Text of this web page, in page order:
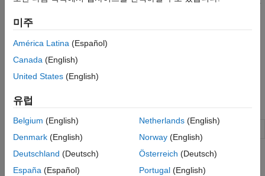
심리음향
시뮬레이션, 조정 및 시각화
MIDI(악기 디지털 인터페이스)
오디오 플러그인 생성 및 호스팅
심도를 제어할 수 있습니다. 스트리밍 오디오 재생 및 녹음을 위한
사용하십시오. 오디오 파일로 구성된 데이터베이스를 관리하려면
audioDatastore를 사용하십시오.
또한 조정 가능한 주기적 파형을 생성하여 테스트 신호, 제어 신호
및 고유한 사운드를 생성할 수도 있습니다.
앱
함수
미주
América Latina (Español)
Canada (English)
United States (English)
유럽
Belgium (English)
Denmark (English)
Deutschland (Deutsch)
España (Español)
Netherlands(English)
Norway(English)
Österreich (Deutsch)
Portugal(English)